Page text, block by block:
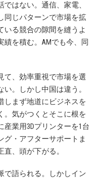
はない。通信、家電、
同じパターンで市場を拡
いる競合の隙間を縫うよ
を積む。AMでも今、同
て、効率重視で市場を選
。しかし中国は違う。
しまず地道にビジネスを
。気がつくとそこに根を
業用3Dプリンターを1台
グ・アフターサポートま
、頭が下がる。
で語られる。しかしイン